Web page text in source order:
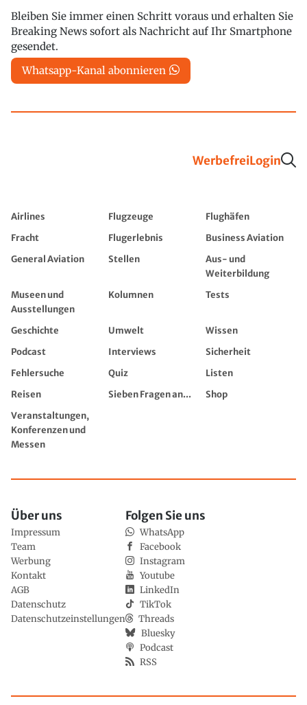
Bleiben Sie immer einen Schritt voraus und erhalten Sie
Breaking News sofort als Nachricht auf Ihr Smartphone
gesendet.
Whatsapp-Kanal abonnieren
WerbefreiLogin
Airlines Flugzeuge
Flughäfen
Fracht
Flugerlebnis
Business Aviation
General Aviation
Stellen
Aus- und
Weiterbildung
Museen und
Ausstellungen
Kolumnen Tests
Geschichte Umwelt
Wissen
Podcast
Interviews
Sicherheit
Fehlersuche
Quiz
Listen
Reisen
Sieben Fragen an...
Shop
Veranstaltungen,
Konferenzen und
Messen
Über uns
Impressum
Team
Werbung
Kontakt
AGB
Datenschutz
Datenschutzeinstellungen
Folgen Sie uns
WhatsApp
Facebook
Instagram
Youtube
LinkedIn
TikTok
Threads
Bluesky
Podcast
RSS